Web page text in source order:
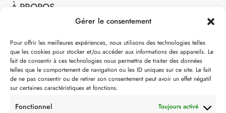
Gérer le consentement
Pour offrir les meilleures expériences, nous utilisons des technologies telles
que les cookies pour stocker et/ou accéder aux informations des appareils. Le
fait de consentir à ces technologies nous permettra de traiter des données
telles que le comportement de navigation ou les ID uniques sur ce site. Le fait
de ne pas consentir ou de retirer son consentement peut avoir un effet négatif
sur certaines caractéristiques et fonctions.
Fonctionnel Toujours activé
À PROPOS
Notre philosophie
Contact
Partenaire de: